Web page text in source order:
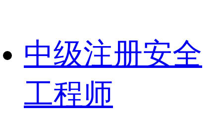
中级注册安全
工程师